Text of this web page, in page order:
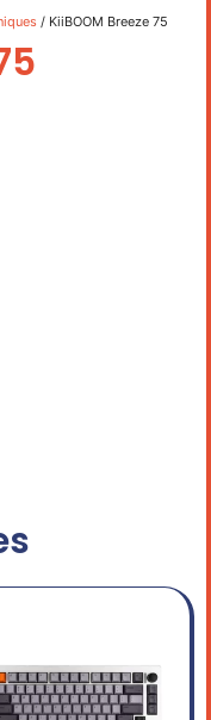
/ KiiBOOM Breeze 75